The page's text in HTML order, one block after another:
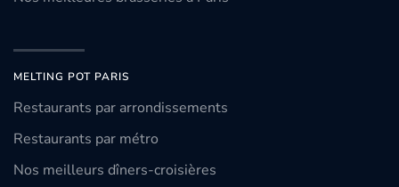
MELTING POT PARIS
Restaurants par arrondissements
Restaurants par métro
Nos meilleurs dîners-croisières